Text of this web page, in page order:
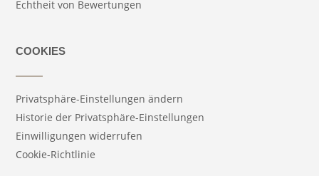
Echtheit von Bewertungen
COOKIES
Privatsphäre-Einstellungen ändern
Historie der Privatsphäre-Einstellungen
Einwilligungen widerrufen
Cookie-Richtlinie